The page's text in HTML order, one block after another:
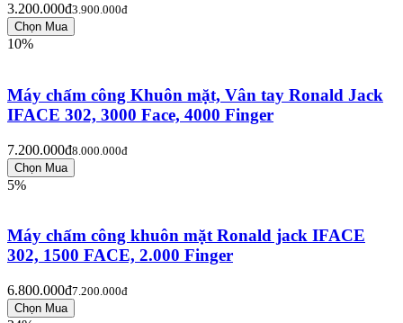
3.200.000đ3.900.000đ
10%
Máy chấm công Khuôn mặt, Vân tay Ronald Jack
IFACE 302, 3000 Face, 4000 Finger
7.200.000đ8.000.000đ
5%
Máy chấm công khuôn mặt Ronald jack IFACE
302, 1500 FACE, 2.000 Finger
6.800.000đ7.200.000đ